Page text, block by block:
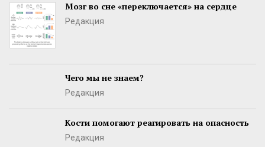
Мозг во сне «переключается» на сердце
Редакция
Чего мы не знаем?
Редакция
Кости помогают реагировать на опасность
Редакция